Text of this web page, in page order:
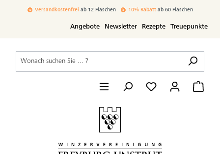
springen
Versandkostenfrei ab 12 Flaschen 10% Rabattab 60 Flaschen
Angebote Newsletter Rezepte Treuepunkte